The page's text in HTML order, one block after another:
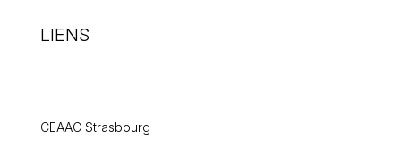
LIENS
CEAAC Strasbourg